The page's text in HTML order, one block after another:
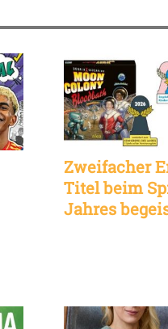
Zweifacher
Titel beim
Jahres